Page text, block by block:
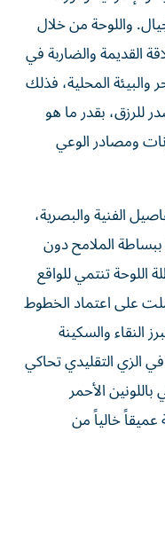
واللوحة من خلال
القديمة والضاربة في
والبيئة المحلية، فذلك
للرزق، بقدر ما هو
ومصادر الوعي
الفنية والبصرية،
ببساطة الملامح دون
اللوحة تنتمي للواقع
على اعتماد الخطوط
النقاء والسكينة
الزي التقليدي تحاكي
الأحمر
عميقاً خالياً من